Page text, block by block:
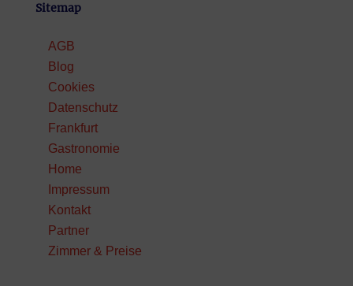
Sitemap
AGB
Blog
Cookies
Datenschutz
Frankfurt
Gastronomie
Home
Impressum
Kontakt
Partner
Zimmer & Preise